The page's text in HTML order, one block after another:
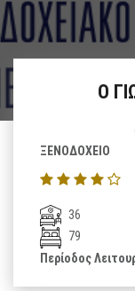
Ο
ΞΕΝΟΔΟΧΕΙΟ
36
79
Περίοδος